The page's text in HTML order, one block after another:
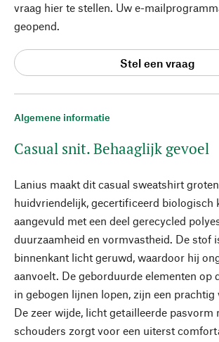
Algemene informatie
Casual snit. Behaaglijk gevoel
Lanius maakt dit casual sweatshirt
huidvriendelijk, gecertificeerd biologisch
aangevuld met een deel gerecycled
duurzaamheid en vormvastheid. De stof
binnenkant licht geruwd, waardoor hij
aanvoelt. De geborduurde elementen op
in gebogen lijnen lopen, zijn een prachtig
De zeer wijde, licht getailleerde pasvorm
schouders zorgt voor een uiterst
vraag hier te stellen. Uw e-
geopend.
Stel een vraag